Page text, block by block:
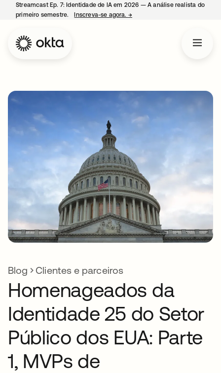
Streamcast Ep. 7: Identidade de IA em 2026 — A análise realista do
primeiro semestre.
Inscreva-se agora. →
Blog Clientes e parceiros
Homenageados da
Identidade 25 do Setor
Público dos EUA: Parte
1, MVPs de